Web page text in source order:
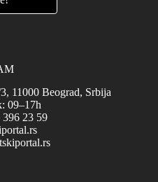
11000 Beograd, Srbija
09–17h
396 23 59